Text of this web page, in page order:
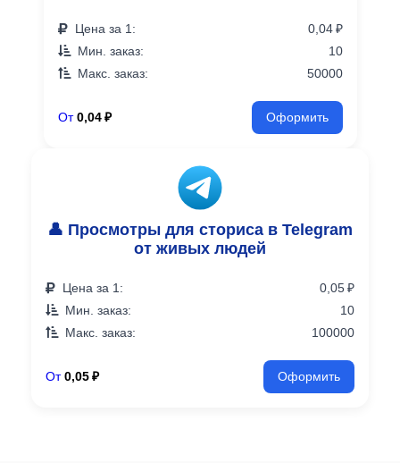
Цена за 1:
0,04 ₽
Мин. заказ:
10
Макс. заказ:
50000
От 0,04 ₽ Оформить
👤 Просмотры для сториса в Telegram
от живых людей
Цена за 1:
0,05 ₽
Мин. заказ:
10
Макс. заказ:
100000
От 0,05 ₽ Оформить